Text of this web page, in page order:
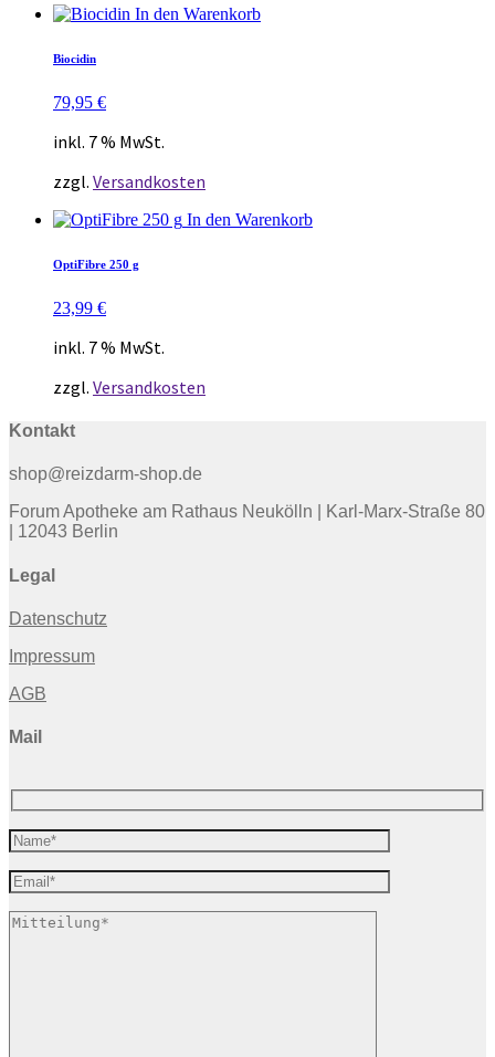
In den Warenkorb
Biocidin
79,95 €
inkl. 7 % MwSt.
zzgl. Versandkosten
In den Warenkorb
OptiFibre 250 g
23,99 €
inkl. 7 % MwSt.
zzgl. Versandkosten
Kontakt
shop@reizdarm-shop.de
Forum Apotheke am Rathaus Neukölln | Karl-Marx-Straße 80
| 12043 Berlin
Legal
Datenschutz
Impressum
AGB
Mail